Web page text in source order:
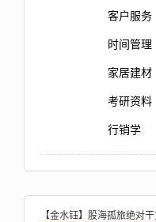
客户服务
时间管理
家居建材
考研资料
行销学
【金水钰】股海孤旅绝对